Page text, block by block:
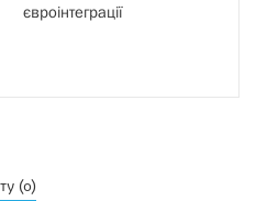
євроінтеграції
(0)